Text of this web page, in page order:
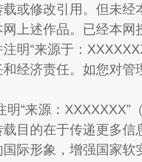
赛在茂县开幕 规模
或修改引用。但未
上述作品。已经本
明“来源于：
和经济责任。如您对
明“来源：
目的在于传递更多
国际形象，增强国家